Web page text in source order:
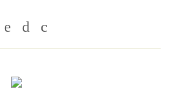
Whatsapp
TwitterFacebook